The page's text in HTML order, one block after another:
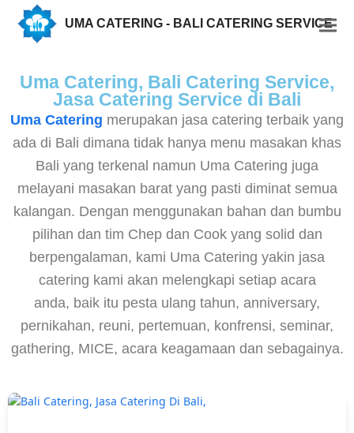
UMA CATERING - BALI CATERING SERVICE
Uma Catering, Bali Catering Service,
Jasa Catering Service di Bali
Uma Catering merupakan jasa catering terbaik yang
ada di Bali dimana tidak hanya menu masakan khas
Bali yang terkenal namun Uma Catering juga
melayani masakan barat yang pasti diminat semua
kalangan. Dengan menggunakan bahan dan bumbu
pilihan dan tim Chep dan Cook yang solid dan
berpengalaman, kami Uma Catering yakin jasa
catering kami akan melengkapi setiap acara
anda, baik itu pesta ulang tahun, anniversary,
pernikahan, reuni, pertemuan, konfrensi, seminar,
gathering, MICE, acara keagamaan dan sebagainya.